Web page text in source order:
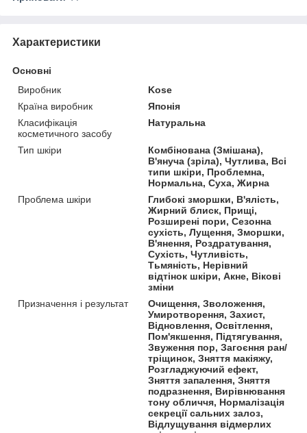
Характеристики
Основні
Виробник
Kose
Країна виробник
Японія
Класифікація
косметичного засобу
Натуральна
Тип шкіри
Комбінована (Змішана),
В'януча (зріла), Чутлива, Всі
типи шкіри, Проблемна,
Нормальна, Суха, Жирна
Проблема шкіри
Глибокі зморшки, В'ялість,
Жирний блиск, Прищі,
Розширені пори, Сезонна
сухість, Лущення, Зморшки,
В'янення, Роздратування,
Сухість, Чутливість,
Тьмяність, Нерівний
відтінок шкіри, Акне, Вікові
зміни
Призначення і результат
Очищення, Зволоження,
Умиротворення, Захист,
Відновлення, Освітлення,
Пом'якшення, Підтягування,
Звуження пор, Загоєння ран/
тріщинок, Зняття макіяжу,
Розгладжуючий ефект,
Зняття запалення, Зняття
подразнення, Вирівнювання
тону обличчя, Нормалізація
секреції сальних залоз,
Відлущування відмерлих